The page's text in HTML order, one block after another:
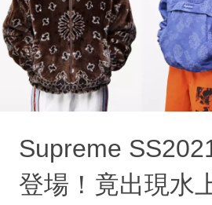
Supreme
登場！竟出現水